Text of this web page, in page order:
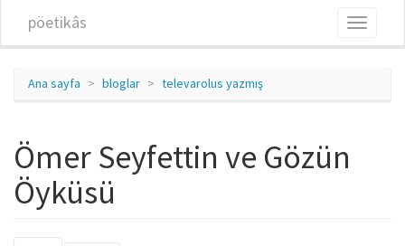
pöetikâs
Toggle
Ana sayfa bloglar televarolus yazmış
Ömer Seyfettin ve Gözün
Öyküsü